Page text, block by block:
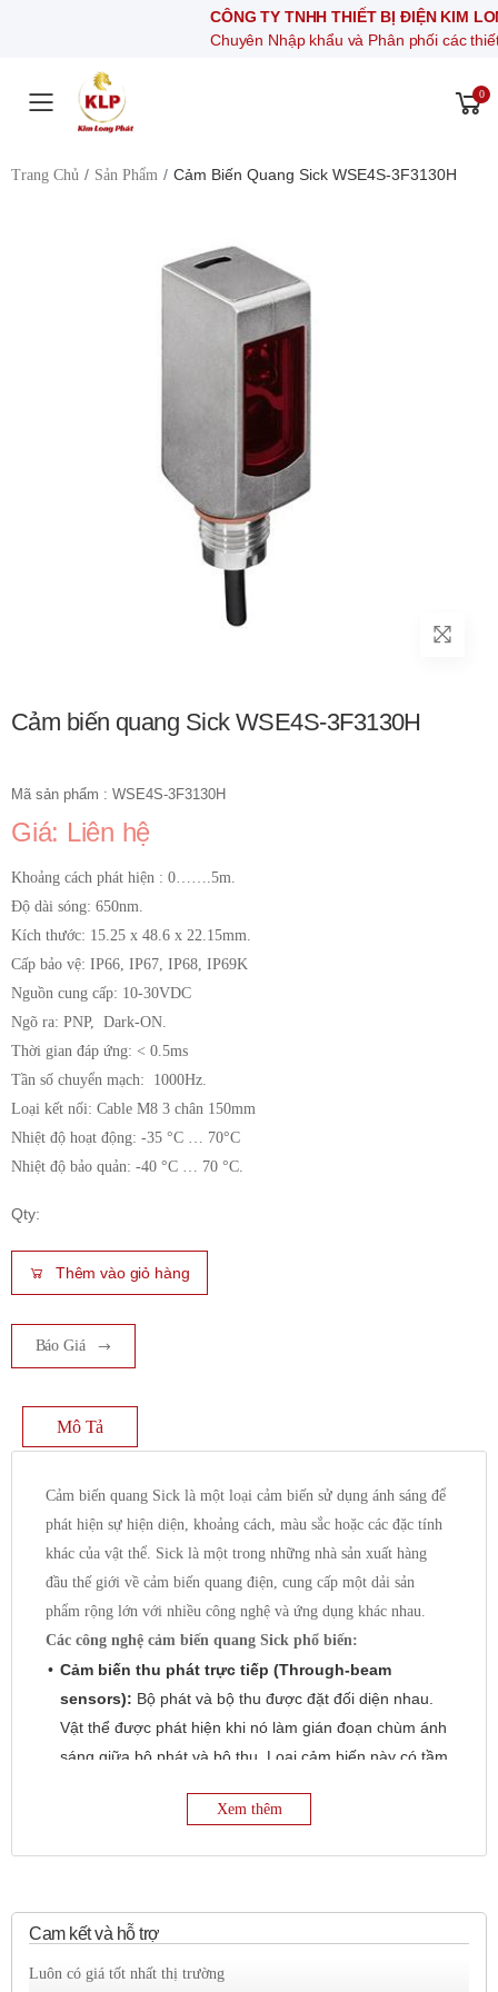
CÔNG TY TNHH THIẾT BỊ ĐIỆN KIM LONG PHÁT
Chuyên Nhập khẩu và Phân phối các thiết bị khí
Toggle mobile menu
0
Trang Chủ Sản Phẩm Cảm Biến Quang Sick WSE4S-3F3130H
Cảm biến quang Sick WSE4S-3F3130H
Mã sản phẩm : WSE4S-3F3130H
Giá: Liên hệ
Khoảng cách phát hiện : 0…….5m.
Độ dài sóng: 650nm.
Kích thước: 15.25 x 48.6 x 22.15mm.
Cấp bảo vệ: IP66, IP67, IP68, IP69K
Nguồn cung cấp: 10-30VDC
Ngõ ra: PNP, Dark-ON.
Thời gian đáp ứng: < 0.5ms
Tần số chuyển mạch: 1000Hz.
Loại kết nối: Cable M8 3 chân 150mm
Nhiệt độ hoạt động: -35 °C … 70°C
Nhiệt độ bảo quản: -40 °C … 70 °C.
Qty:
Thêm vào giỏ hàng
Báo Giá
Mô Tả
Cảm biến quang Sick là một loại cảm biến sử dụng ánh sáng để
phát hiện sự hiện diện, khoảng cách, màu sắc hoặc các đặc tính
khác của vật thể. Sick là một trong những nhà sản xuất hàng
đầu thế giới về cảm biến quang điện, cung cấp một dải sản
phẩm rộng lớn với nhiều công nghệ và ứng dụng khác nhau.
Các công nghệ cảm biến quang Sick phổ biến:
Cảm biến thu phát trực tiếp (Through-beam
sensors): Bộ phát và bộ thu được đặt đối diện nhau.
Vật thể được phát hiện khi nó làm gián đoạn chùm ánh
sáng giữa bộ phát và bộ thu. Loại cảm biến này có tầm
Cảm biến phản xạ khuếch tán (Diffuse reflective
phản xạ của bề mặt vật thể.
sensors):
Bộ phát và bộ thu được tích hợp trong cùng
Xem thêm
Cam kết và hỗ trợ
Luôn có giá tốt nhất thị trường